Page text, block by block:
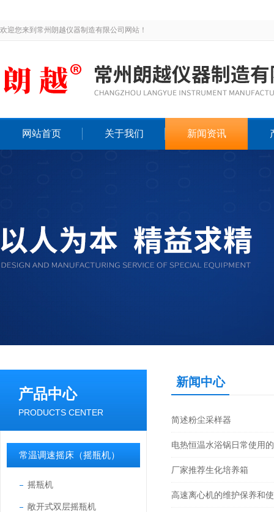
欢迎您来到常州朗越仪器制造有限公司网站！
网站首页 关于我们 新闻资讯
产品中心
PRODUCTS CENTER
常温调速摇床（摇瓶机）
摇瓶机
敞开式双层摇瓶机
新闻中心
简述粉尘采样器
电热恒温水浴锅日常使用
厂家推荐生化培养箱
高速离心机的维护保养和